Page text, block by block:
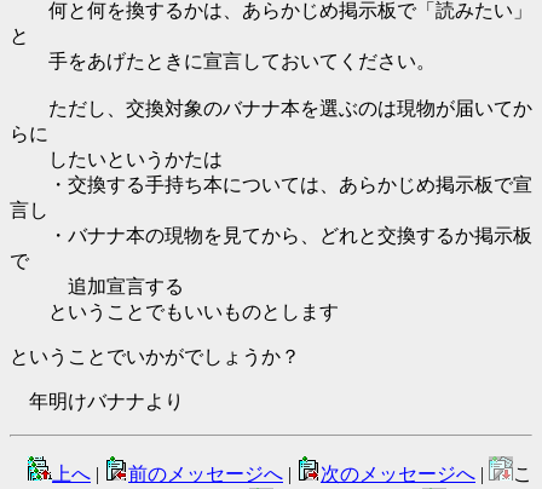
何と何を換するかは、あらかじめ掲示板で「読みたい」
と
手をあげたときに宣言しておいてください。
ただし、交換対象のバナナ本を選ぶのは現物が届いてか
らに
したいというかたは
・交換する手持ち本については、あらかじめ掲示板で宣
言し
・バナナ本の現物を見てから、どれと交換するか掲示板
で
追加宣言する
ということでもいいものとします
ということでいかがでしょうか？
年明けバナナより
上へ | 前のメッセージへ | 次のメッセージへ |
こ